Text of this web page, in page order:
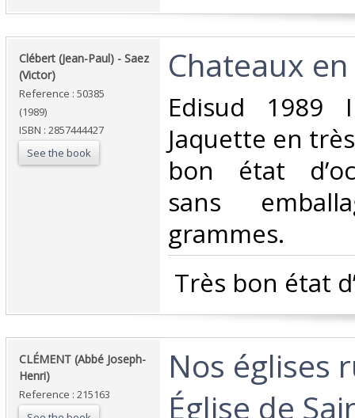
‎Clébert (Jean-Paul) - Saez
(Victor)‎
Reference : 50385
(1989)
ISBN : 2857444427
See the book
‎Chateaux
‎Edisud 1989
Jaquette en
bon état
sans
grammes.‎
Très bon état
‎CLÉMENT (Abbé Joseph-
Henri)‎
Reference : 215163
‎Nos églises
Église de